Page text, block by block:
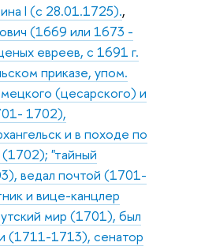
I (с 28.01.1725).,
(1669 или 1673 -
евреев, с 1691 г.
приказе, упом.
(цесарского) и
1702),
и в походе по
"тайный
ведал почтой (1701-
и вице-канцлер
мир (1701), был
(1711-1713), сенатор